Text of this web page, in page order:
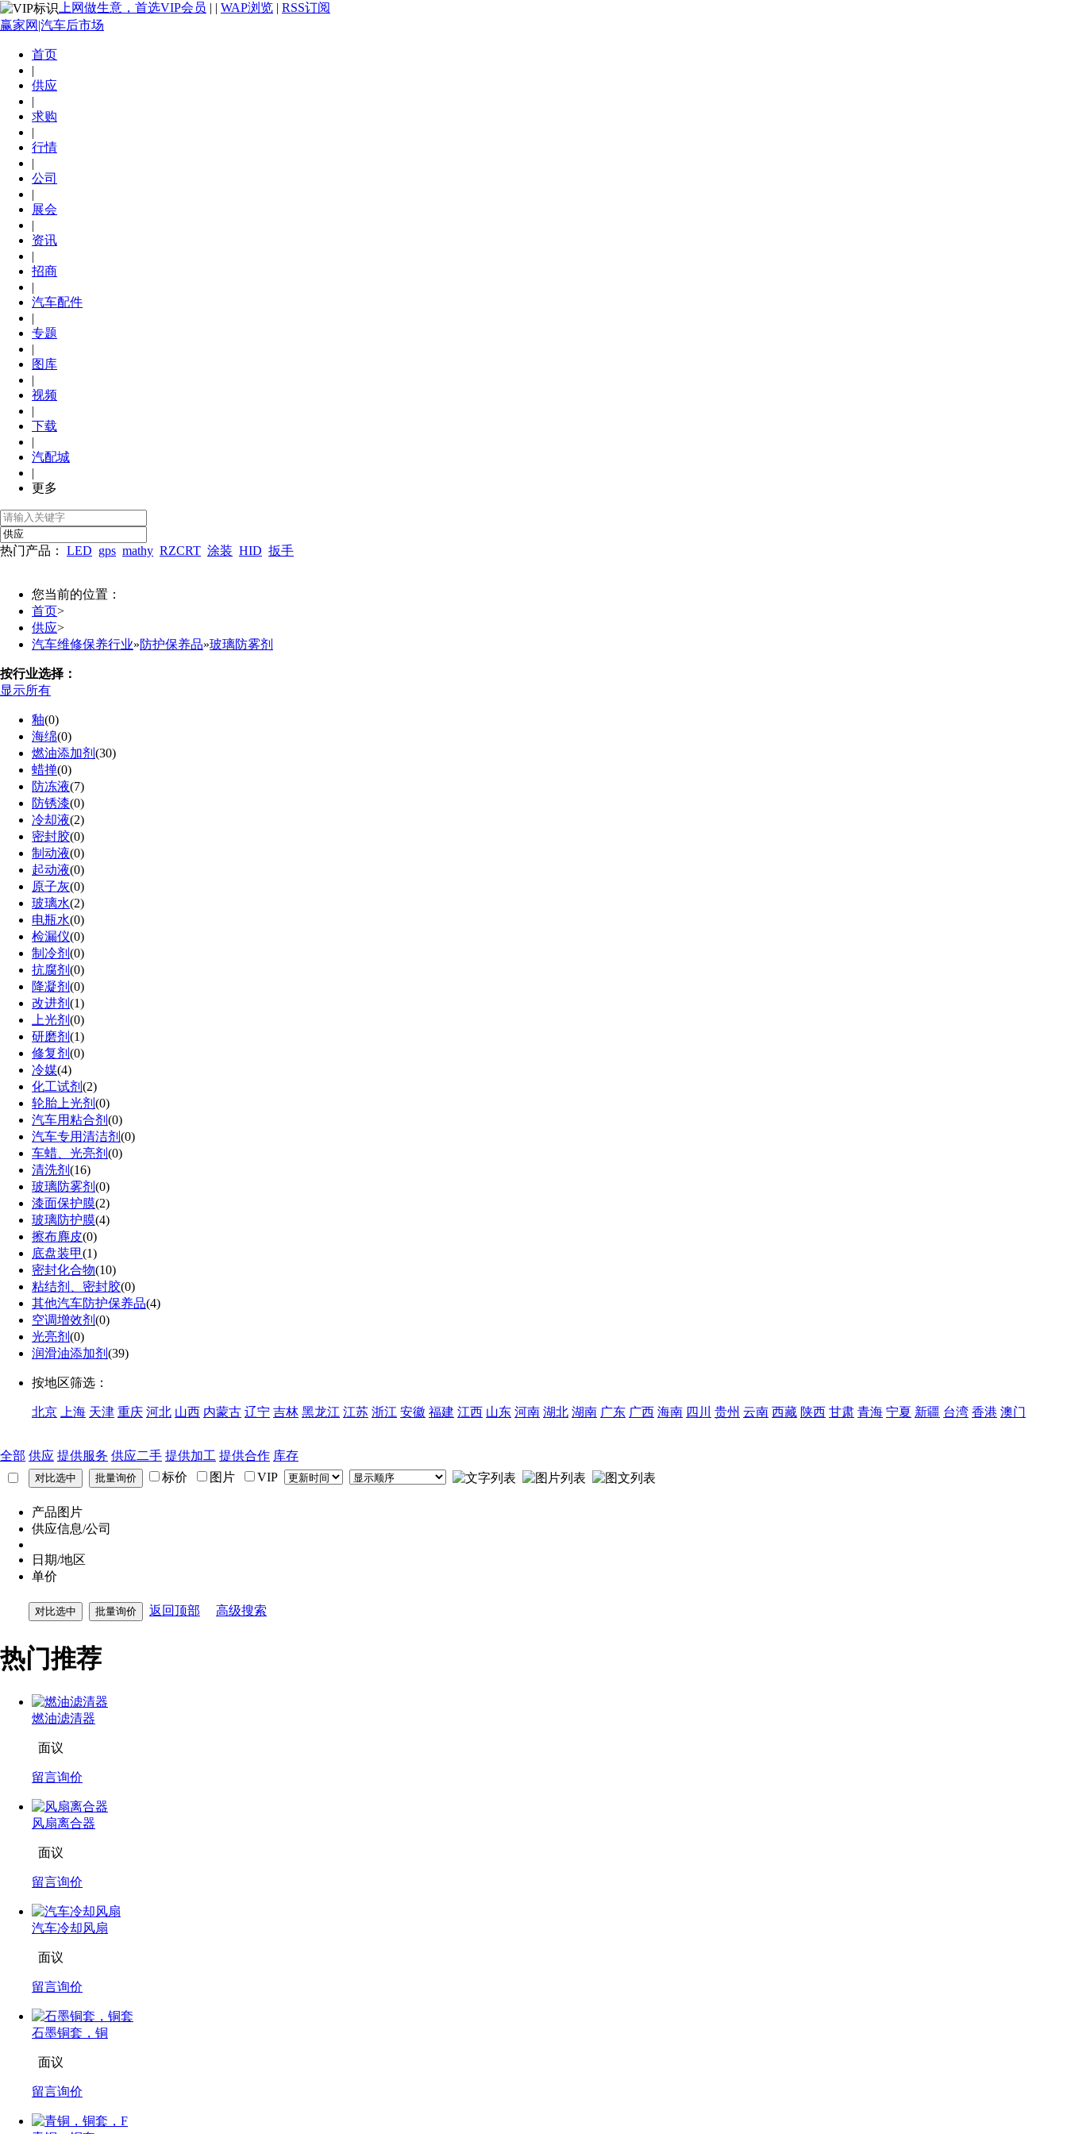
上网做生意，首选VIP会员 | | WAP浏览 | RSS订阅
赢家网|汽车后市场
首页
|
供应
|
求购
|
行情
|
公司
|
展会
|
资讯
|
招商
|
汽车配件
|
专题
|
图库
|
视频
|
下载
|
汽配城
|
更多
热门产品： LED gps mathy RZCRT 涂装 HID 扳手
您当前的位置：
首页>
供应>
汽车维修保养行业»防护保养品»玻璃防雾剂
按行业选择：
显示所有
釉(0)
海绵(0)
燃油添加剂 (30)
蜡掸(0)
防冻液(7)
防锈漆(0)
冷却液(2)
密封胶(0)
制动液(0)
起动液(0)
原子灰(0)
玻璃水(2)
电瓶水(0)
检漏仪(0)
制冷剂 (0)
抗腐剂 (0)
降凝剂 (0)
改进剂 (1)
上光剂 (0)
研磨剂 (1)
修复剂 (0)
冷媒(4)
化工试剂 (2)
轮胎上光剂 (0)
汽车用粘合剂 (0)
汽车专用清洁剂 (0)
车蜡、光亮剂 (0)
清洗剂 (16)
玻璃防雾剂 (0)
漆面保护膜(2)
玻璃防护膜(4)
擦布麂皮(0)
底盘装甲(1)
密封化合物(10)
粘结剂、密封胶(0)
其他汽车防护保养品(4)
空调增效剂 (0)
光亮剂 (0)
润滑油添加剂 (39)
按地区筛选：
北京 上海 天津 重庆 河北 山西 内蒙古 辽宁 吉林 黑龙江 江苏 浙江 安徽 福建 江西 山东 河南 湖北 湖南 广东 广西 海南 四川 贵州 云南 西藏 陕西 甘肃 青海 宁夏 新疆 台湾 香港 澳门
全部 供应 提供服务 供应二手 提供加工 提供合作 库存
标价
图片 VIP
产品图片
供应信息/公司
日期/地区
单价
返回顶部 高级搜索
热门推荐
燃油滤清器
面议
留言询价
风扇离合器
面议
留言询价
汽车冷却风扇
面议
留言询价
石墨铜套，铜
面议
留言询价